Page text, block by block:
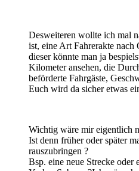
Desweiteren wollte ich mal
ist, eine Art Fahrerakte
dieser könnte man ja
Kilometer ansehen, die
beförderte Fahrgäste,
Euch wird da sicher etwas
Wichtig wäre mir eigentlich
Ist denn früher oder später
rauszubringen ?
Bsp. eine neue Strecke oder